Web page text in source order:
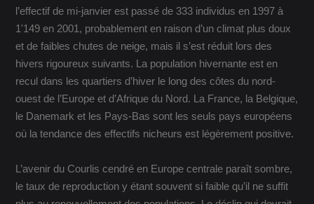
l’effectif de mi-janvier est passé de 333 individus en 1997 à
1'149 en 2001, probablement en raison d’un climat plus doux
et de faibles chutes de neige, mais il s’est réduit lors des
hivers rigoureux suivants. La population hivernante est en
recul dans les quartiers d’hiver le long des côtes du nord-
ouest de l’Europe et d’Afrique du Nord. La France, la Belgique,
le Danemark et les Pays-Bas sont les seuls pays européens
où la tendance des effectifs nicheurs est légèrement positive.
L’avenir du Courlis cendré en Europe centrale paraît sombre,
le taux de reproduction y étant souvent si faible qu’il ne suffit